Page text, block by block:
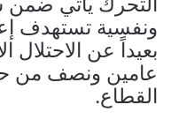
ونفسية تستهدف
بعيداً عن الاحتلال
عامين ونصف من
القطاع.